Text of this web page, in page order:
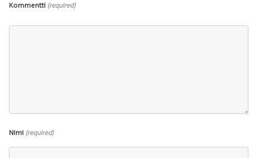
Kommentti (required)
Nimi (required)